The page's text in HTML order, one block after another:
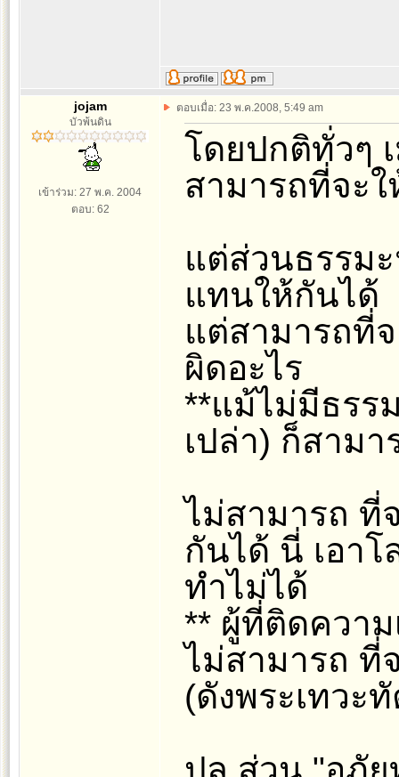
jojam
บัวพ้นดิน
เข้าร่วม: 27 พ.ค. 2004
ตอบ: 62
ตอบเมื่อ: 23 พ.ค.2008, 5:49 am
โดยปกติทั่วๆ
สามารถที่จะ
แต่ส่วนธรรม
แทนให้กันได้
แต่สามารถที่
ผิดอะไร
**แม้ไม่มีธรร
เปล่า) ก็สาม
ไม่สามารถ ที่
กันได้ นี่ เอา
ทำไม่ได้
** ผู้ที่ติดควา
ไม่สามารถ ที่
(ดังพระเทวะทั